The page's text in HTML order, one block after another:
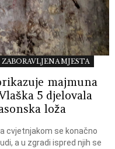
ZABORAVLJENA MJESTA
majmuna
5 djelovala
loža
cvjetnjakom se konačno
a u zgradi ispred njih se